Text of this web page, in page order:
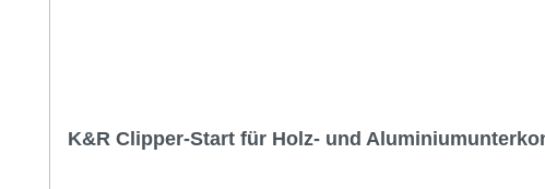
K&R Clipper-Start für Holz- und